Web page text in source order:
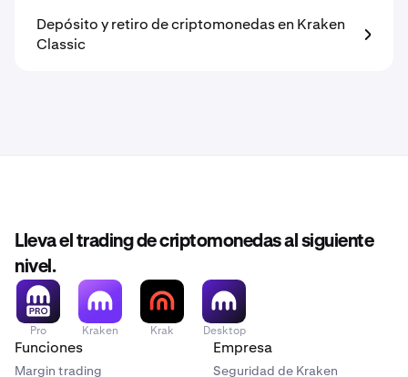
Depósito y retiro de criptomonedas en Kraken
Classic
Lleva el trading de criptomonedas al siguiente
nivel.
Pro Kraken Krak Desktop
Funciones
Margin trading
Empresa
Seguridad de Kraken